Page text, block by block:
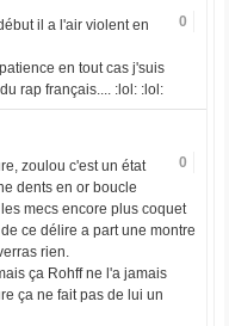
0
il a l'air violent en
en tout cas j'suis
rap français.... :lol: :lol:
0
zoulou c'est un état
dents en or boucle
mecs encore plus coquet
ce délire a part une montre
rien.
ça Rohff ne l'a jamais
ça ne fait pas de lui un